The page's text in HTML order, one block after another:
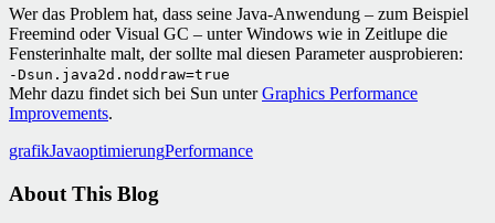
Wer das Problem hat, dass seine Java-Anwendung – zum Beispiel
Freemind oder Visual GC – unter Windows wie in Zeitlupe die
Fensterinhalte malt, der sollte mal diesen Parameter ausprobieren:
-Dsun.java2d.noddraw=true
Mehr dazu findet sich bei Sun unterGraphics Performance
Improvements.
grafikJavaoptimierungPerformance
About This Blog